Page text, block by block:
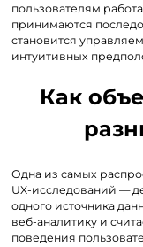
пользователям
принимаются
становится
интуитивных
Как
Одна из самых
UX-исследований —
одного источника
веб-аналитику и
поведения